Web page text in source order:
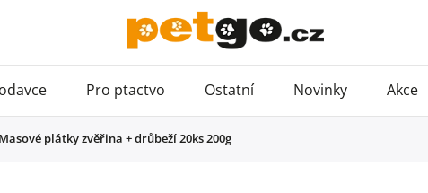
Pro ptactvo Ostatní Novinky Akce
plátky zvěřina + drůbeží 20ks 200g